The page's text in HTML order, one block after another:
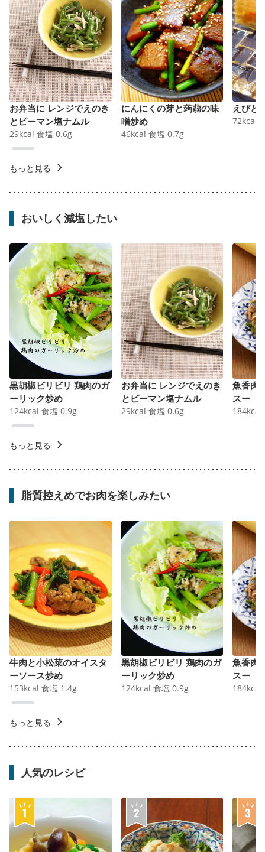
お弁当に レンジでえのき
とピーマン塩ナムル
29kcal 食塩 0.6g
にんにくの芽と蒟蒻の味
噌炒め
46kcal 食塩 0.7g
えびと
72kcal
もっと見る
おいしく減塩したい
黒胡椒ビリビリ 鶏肉のガ
ーリック炒め
124kcal 食塩 0.9g
お弁当に レンジでえのき
とピーマン塩ナムル
29kcal 食塩 0.6g
魚香肉
スー
184kcal
もっと見る
脂質控えめでお肉を楽しみたい
牛肉と小松菜のオイスタ
ーソース炒め
153kcal 食塩 1.4g
黒胡椒ビリビリ 鶏肉のガ
ーリック炒め
124kcal 食塩 0.9g
魚香肉
スー
184kcal
もっと見る
人気のレシピ